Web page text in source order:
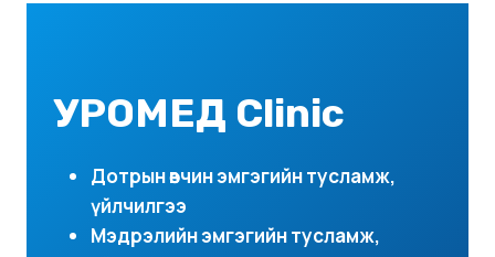
УРОМЕД Clinic
Дотрын өвчин эмгэгийн тусламж,
үйлчилгээ
Мэдрэлийн эмгэгийн тусламж,